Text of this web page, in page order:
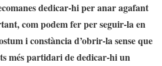
dedicar-hi per anar agafant
com podem fer per seguir-la en
i constància d’obrir-la sense que
més partidari de dedicar-hi un